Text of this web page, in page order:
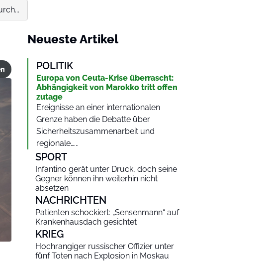
Neueste Artikel
POLITIK
Europa von Ceuta-Krise überrascht:
Abhängigkeit von Marokko tritt offen
zutage
Ereignisse an einer internationalen
Grenze haben die Debatte über
Sicherheitszusammenarbeit und
regionale…...
SPORT
Infantino gerät unter Druck, doch seine
Gegner können ihn weiterhin nicht
absetzen
NACHRICHTEN
Patienten schockiert: „Sensenmann“ auf
Krankenhausdach gesichtet
KRIEG
Hochrangiger russischer Offizier unter
fünf Toten nach Explosion in Moskau